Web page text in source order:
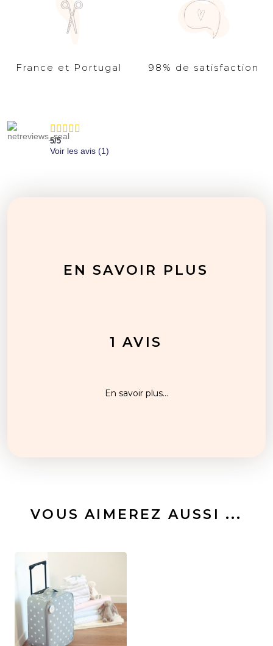
France et Portugal 98% de satisfaction
5/5
Voir les avis (1)
EN SAVOIR PLUS
1 AVIS
En savoir plus...
VOUS AIMEREZ AUSSI ...